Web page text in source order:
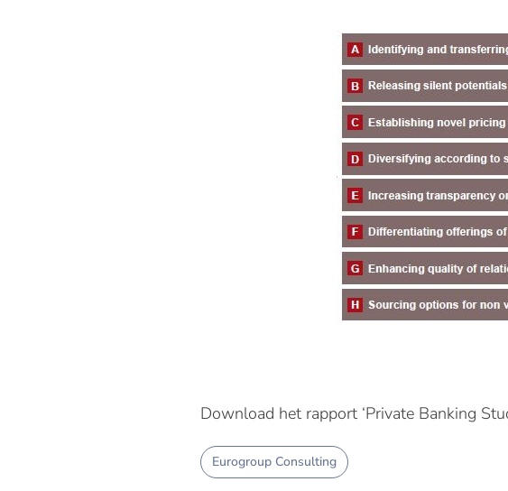
Download het rapport ‘Private Banking
Eurogroup Consulting